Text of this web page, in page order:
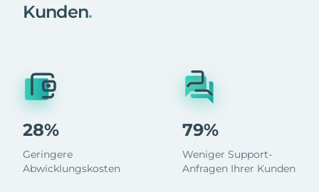
Kunden.
28%
Geringere
Abwicklungskosten
79%
Weniger Support-
Anfragen Ihrer Kunden